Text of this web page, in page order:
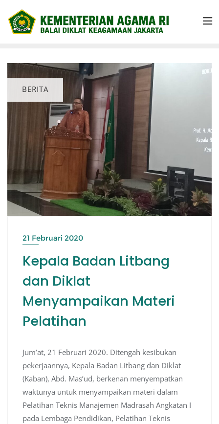
BERITA
21 Februari 2020
Kepala Badan Litbang
dan Diklat
Menyampaikan Materi
Pelatihan
Jum’at, 21 Februari 2020. Ditengah kesibukan
pekerjaannya, Kepala Badan Litbang dan Diklat
(Kaban), Abd. Mas’ud, berkenan menyempatkan
waktunya untuk menyampaikan materi dalam
Pelatihan Teknis Manajemen Madrasah Angkatan I
pada Lembaga Pendidikan, Pelatihan Teknis